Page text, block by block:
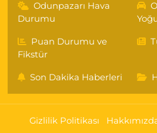
Odunpazarı Hava
Durumu
Puan Durumu ve
Fikstür
Son Dakika Haberleri
Gizlilik Politikası